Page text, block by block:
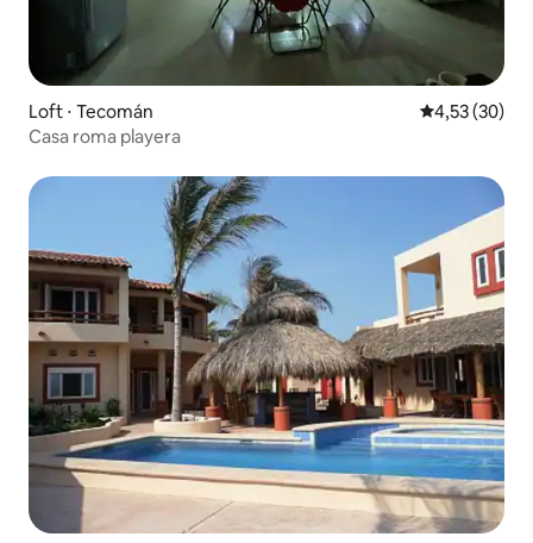
Loft ⋅ Tecomán 4,53 de uma
4,53 (30)
Casa roma playera